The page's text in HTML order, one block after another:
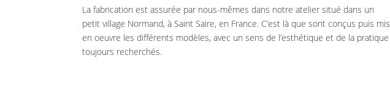
La fabrication est assurée par nous-mêmes dans notre atelier situé dans un
petit village Normand, à Saint Saire, en France. C’est là que sont conçus puis mis
en oeuvre les différents modèles, avec un sens de l’esthétique et de la pratique
toujours recherchés.